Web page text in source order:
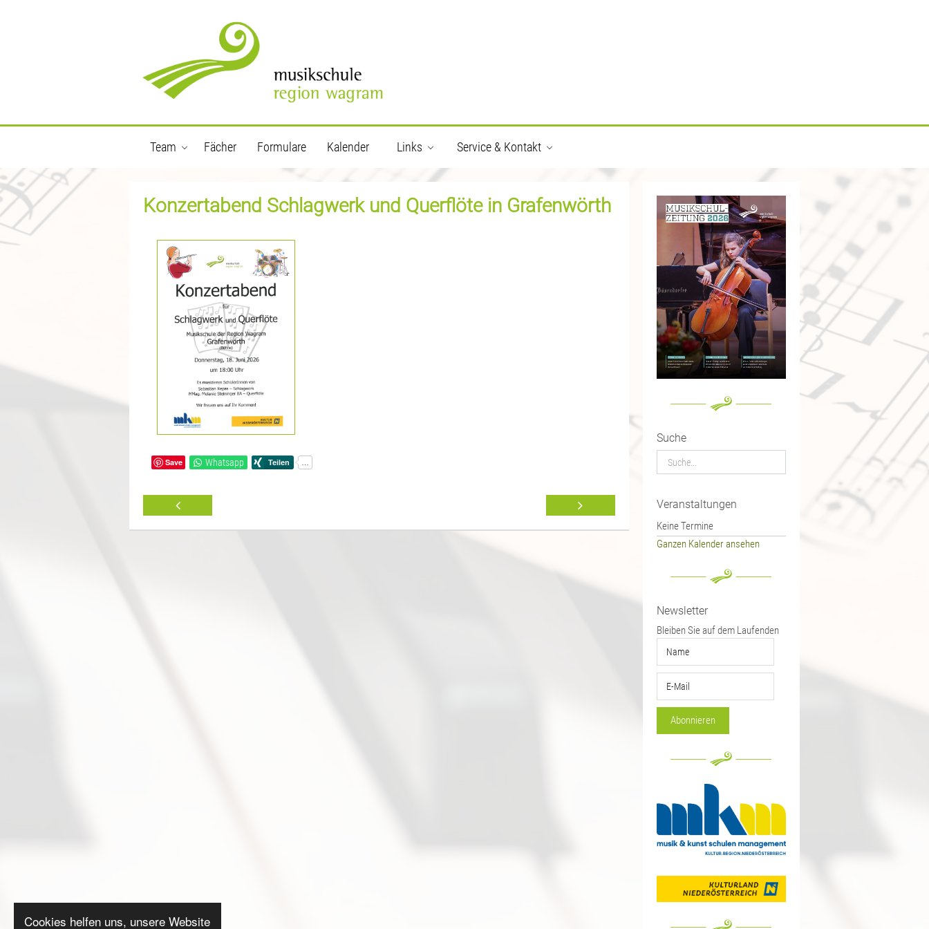
Cookies helfen uns, unsere Website
Team Fächer Formulare Kalender Links Service & Kontakt
Konzertabend Schlagwerk und Querflöte in Grafenwörth
Save Whatsapp
Suche
Veranstaltungen
Keine Termine
Ganzen Kalender ansehen
Newsletter
Bleiben Sie auf dem Laufenden